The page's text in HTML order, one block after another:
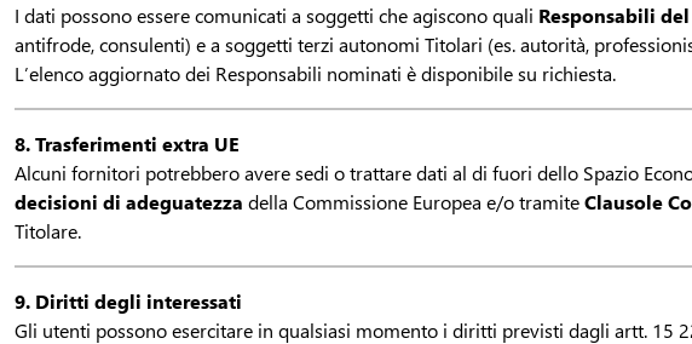
I dati possono essere comunicati a soggetti che agiscono quali Responsabili
antifrode, consulenti) e a soggetti terzi autonomi Titolari (es. autorità,
L’elenco aggiornato dei Responsabili nominati è disponibile su richiesta.
8. Trasferimenti extra UE
Alcuni fornitori potrebbero avere sedi o trattare dati al di fuori dello Spazio
decisioni di adeguatezza della Commissione Europea e/o tramiteClausole
Titolare.
9. Diritti degli interessati
Gli utenti possono esercitare in qualsiasi momento i diritti previsti dagli artt. 15